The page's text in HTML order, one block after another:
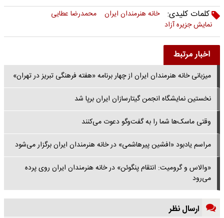
کلمات کلیدی:
خانه هنرمندان ایران
محمدرضا عطایی
نمایش جزیره آزاد
اخبار مرتبط
میزبانی خانه هنرمندان ایران از چهار برنامه «هفته فرهنگی تبریز در تهران»
نخستین نمایشگاه انجمن گیتارسازان ایران برپا شد
وقتی ماسک‌ها شما را به گفت‌وگو دعوت می‌کنند
مراسم یادبود «افشین پیرهاشمی» در خانه هنرمندان ایران برگزار می‌شود
«والاس و گرومیت: انتقام پنگوئن» در خانه هنرمندان ایران روی پرده
می‌رود
ارسال نظر